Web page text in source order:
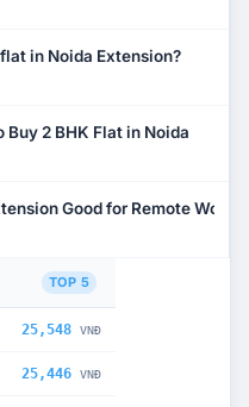
in Noida Extension?
2 BHK Flat in Noida
Good for Remote Work?
TOP 5
25,548 VNĐ
25,446 VNĐ